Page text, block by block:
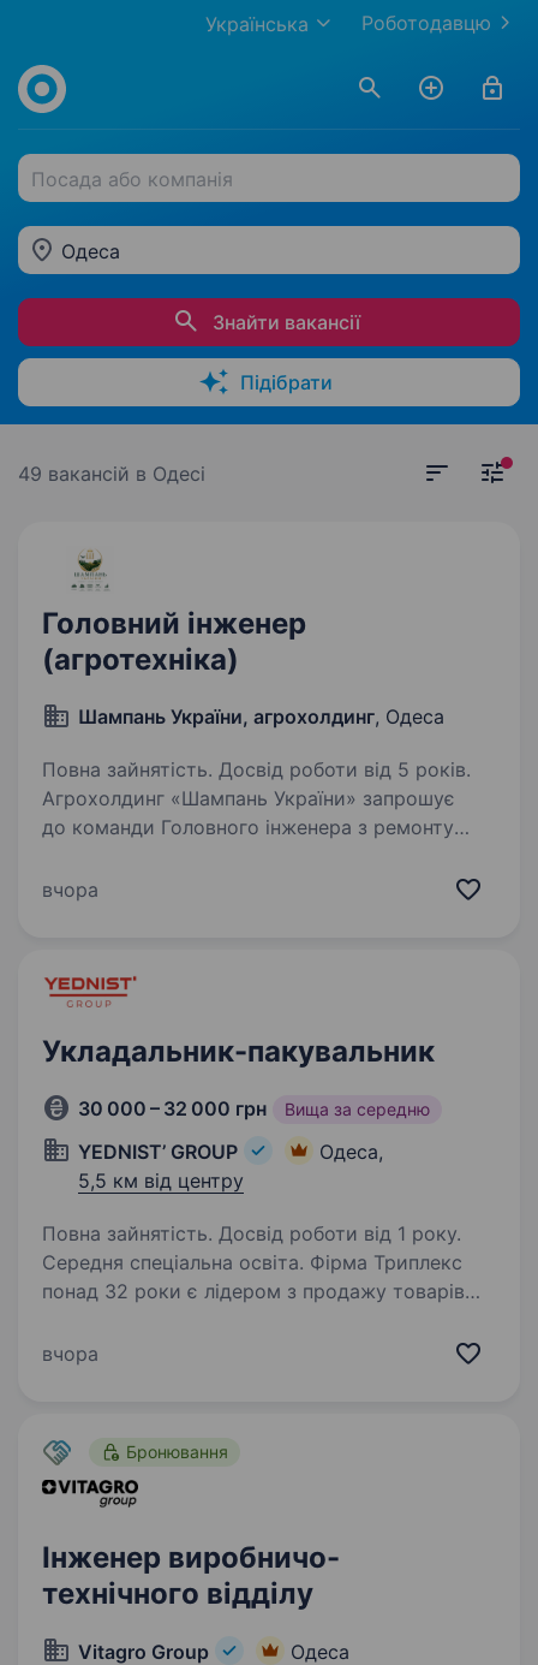
Роботодавцю
Українська
Посада або компанія
Одеса
Знайти вакансії
Підібрати
49 вакансій в Одесі
Головний інженер
(агротехніка)
Шампань України, агрохолдинг, Одеса
Повна зайнятість. Досвід роботи від 5 років.
Агрохолдинг «Шампань України» запрошує
до команди Головного інженера з ремонту
Одеська область Надаємо житло
вчора
Укладальник-пакувальник
30 000 – 32 000 грн Вища за середню
YEDNIST’ GROUP
Одеса,
5,5 км від центру
Повна зайнятість. Досвід роботи від 1 року.
Середня спеціальна освіта. Фірма Триплекс
понад 32 роки є лідером з продажу товарів
торгово-виробничої компанії YEDNIST' GROUP.
вчора
Бронювання
Інженер виробничо-
технічного відділу
Vitagro Group Одеса